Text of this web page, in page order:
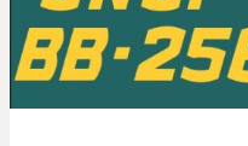
documentation
pour